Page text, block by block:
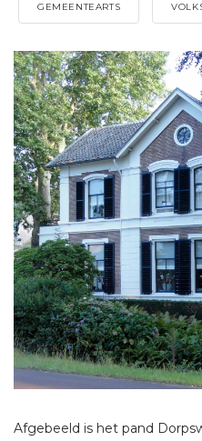
GEMEENTEARTS
Afgebeeld is het pand